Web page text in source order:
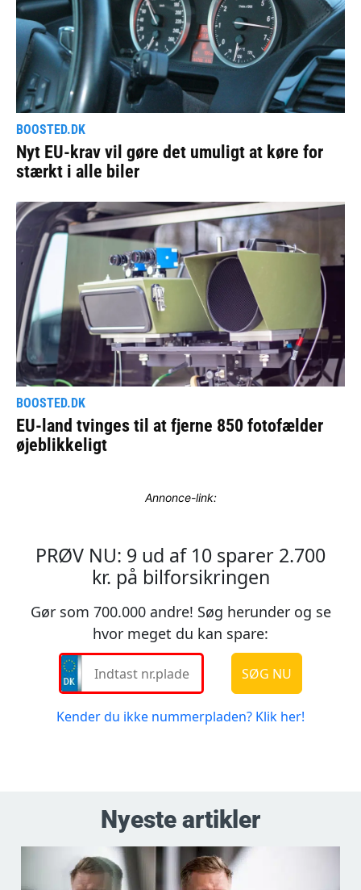
Annonce-link:
Nyeste artikler